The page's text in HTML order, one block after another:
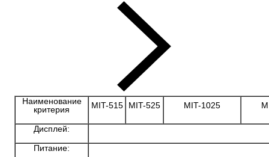
Наименование
критерия
MIT-515 MIT-525 MIT-1025
Дисплей:
Питание: